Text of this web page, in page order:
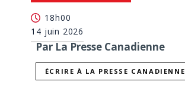
18h00
14 juin 2026
Par La Presse Canadienne
ÉCRIRE À LA PRESSE CANADIENNE